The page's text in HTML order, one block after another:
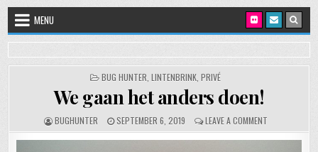
Skip to content
MENU
POSTED IN
BUG HUNTER LINTENBRINK PRIVÉ
We gaan het anders doen!
AUTHOR:
BUGHUNTER PUBLISHED DATE:
SEPTEMBER 6, 2019 LEAVE A COMMENTON WE GAAN